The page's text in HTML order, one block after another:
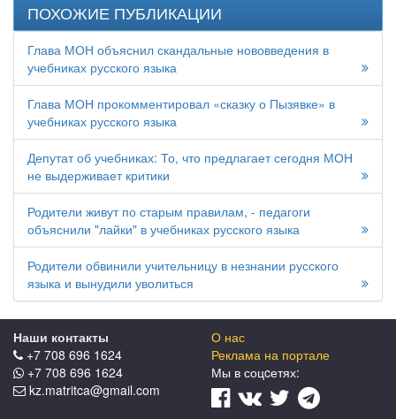
ПОХОЖИЕ ПУБЛИКАЦИИ
Глава МОН объяснил скандальные нововведения в
учебниках русского языка
Глава МОН прокомментировал «сказку о Пызявке» в
учебниках русского языка
Депутат об учебниках: То, что предлагает сегодня МОН
не выдерживает критики
Родители живут по старым правилам, - педагоги
объяснили "лайки" в учебниках русского языка
Родители обвинили учительницу в незнании русского
языка и вынудили уволиться
Наши контакты
+7 708 696 1624
+7 708 696 1624
kz.matritca@gmail.com
О нас
Реклама на портале
Мы в соцcетях: